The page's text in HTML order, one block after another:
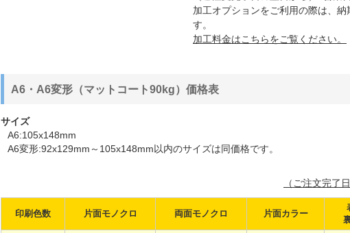
加工オプションをご利用の際は、
す。
加工料金はこちらをご覧ください。
A6・A6変形（マットコート90kg）価格表
サイズ
A6:105x148mm
A6変形:92x129mm～105x148mm以内のサイズは同価格です。
（ご注文完了
印刷色数 片面モノクロ 両面モノクロ 片面カラー